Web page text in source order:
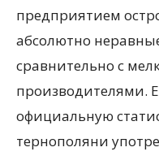
предприятием
абсолютно
сравнительно с
производителями.
официальную
тернополяни